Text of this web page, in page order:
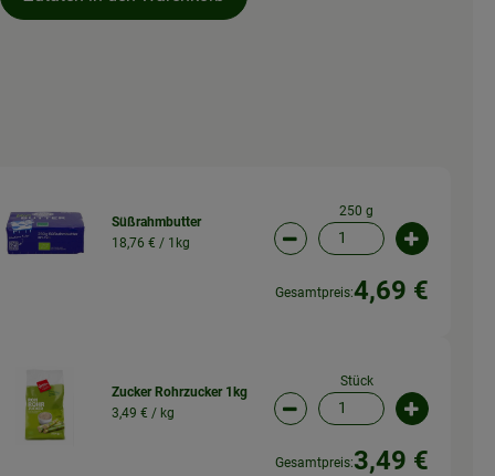
ändern
Süßrahmbutter
18,76 € / 1kg
250 g
Artikelanzahl verringern
Gesamtpreis:4,69 €
ändern
Zucker Rohrzucker 1kg
3,49 € / kg
Stück
Artikelanzahl verringern
Gesamtpreis:3,49 €